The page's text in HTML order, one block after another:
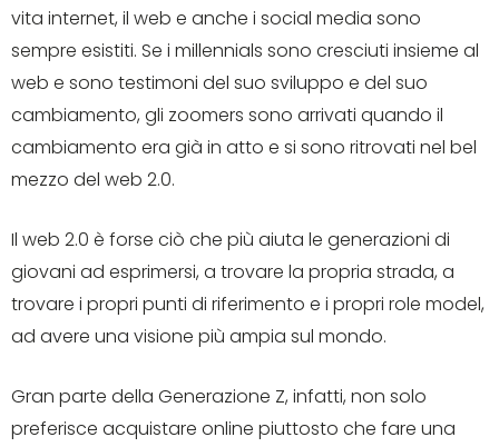
vita internet, il web e anche i social media sono
sempre esistiti. Se i millennials sono cresciuti insieme al
web e sono testimoni del suo sviluppo e del suo
cambiamento, gli zoomers sono arrivati quando il
cambiamento era già in atto e si sono ritrovati nel bel
mezzo del web 2.0.
Il web 2.0 è forse ciò che più aiuta le generazioni di
giovani ad esprimersi, a trovare la propria strada, a
trovare i propri punti di riferimento e i propri role model,
ad avere una visione più ampia sul mondo.
Gran parte della Generazione Z, infatti, non solo
preferisce acquistare online piuttosto che fare una